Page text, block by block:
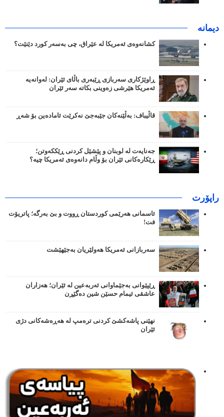
دیمانە
کشانەوەی ئەمریکا لە عێراق، چی بەسەر کورد دێنێت؟
ڕاوێژکاری سەربازی ڕێبەری باڵای ئێران: لەوانەیە
ئەمریکا هێرشی زەوینی بکاتە سەر ئێران
قاڵیباف: بەڵێنەکان جێبەجێ نەکرێت ئامادەین بۆ شەڕ
جەنایەت لە لوبنان و پێشێل کردنی ڕێککەوتن؛
ڕێکارەکانی ئێران بۆ وڵام دانەوەی ئەمریکا چیە؟
راپۆرت
ئاسمانی هەرێمی کوردستان ڕووت و بێ بەرگە؛ پاتریۆت
فت!
سەربازانی ئەمریکا هەولێریان بەجێهێشت
ڕێپێوانی بەجێماوانی ئەربەعین لە ئێران؛ هەزاران
عاشقی ئیمام حسێن شین دەگێڕن
نهێنی پاشەکشێ کردنی ترەمپ لە هەڕەشەکانی دژی
ئێران